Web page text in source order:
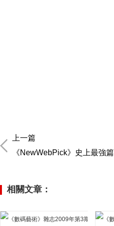
上一篇
《NewWebPick》史上最強篇11
相關文章：